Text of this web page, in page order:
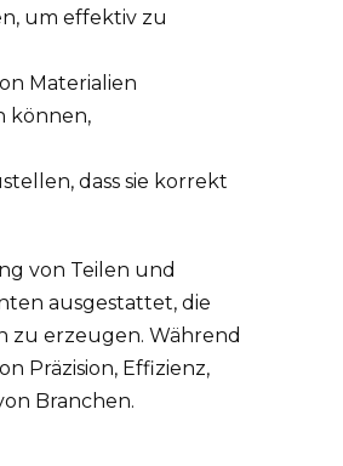
um effektiv zu
Materialien
können,
dass sie korrekt
von Teilen und
ausgestattet, die
zu erzeugen. Während
Präzision, Effizienz,
Branchen.